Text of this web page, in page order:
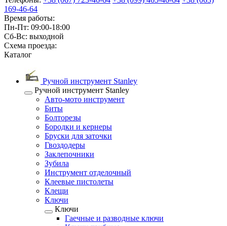
169-46-64
Время работы:
Пн-Пт: 09:00-18:00
Сб-Вс: выходной
Схема проезда:
Каталог
Ручной инструмент Stanley
Ручной инструмент Stanley
Авто-мото инструмент
Биты
Болторезы
Бородки и кернеры
Бруски для заточки
Гвоздодеры
Заклепочники
Зубила
Инструмент отделочный
Клеевые пистолеты
Клещи
Ключи
Ключи
Гаечные и разводные ключи